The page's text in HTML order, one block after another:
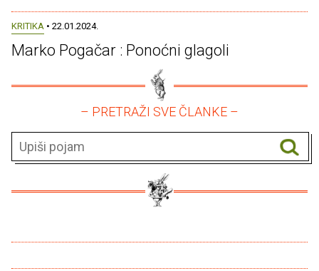
KRITIKA • 22.01.2024.
Marko Pogačar : Ponoćni glagoli
– PRETRAŽI SVE ČLANKE –